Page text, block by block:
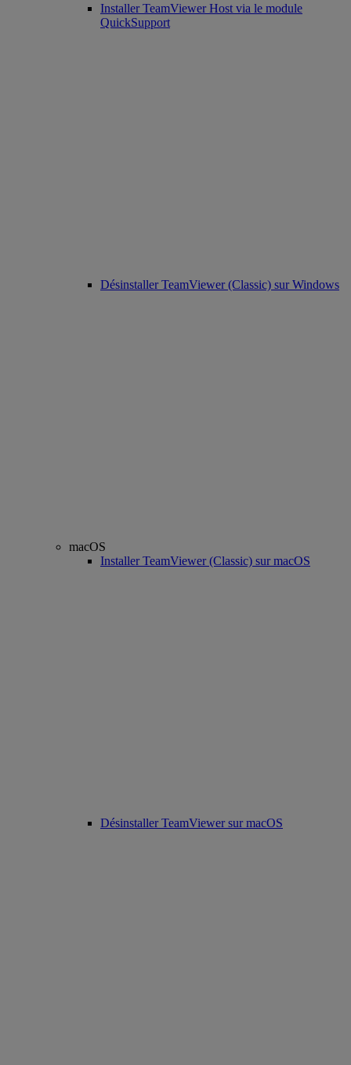
Installer TeamViewer Host via le module
QuickSupport
Désinstaller TeamViewer (Classic) sur Windows
macOS
Installer TeamViewer (Classic) sur macOS
Désinstaller TeamViewer sur macOS